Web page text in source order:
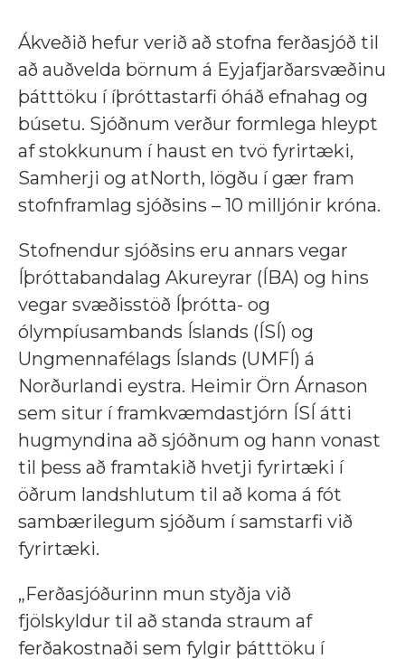
Ákveðið hefur verið að stofna ferðasjóð til
að auðvelda börnum á Eyjafjarðarsvæðinu
þátttöku í íþróttastarfi óháð efnahag og
búsetu. Sjóðnum verður formlega hleypt
af stokkunum í haust en tvö fyrirtæki,
Samherji og atNorth, lögðu í gær fram
stofnframlag sjóðsins – 10 milljónir króna.
Stofnendur sjóðsins eru annars vegar
Íþróttabandalag Akureyrar (ÍBA) og hins
vegar svæðisstöð Íþrótta- og
ólympíusambands Íslands (ÍSÍ) og
Ungmennafélags Íslands (UMFÍ) á
Norðurlandi eystra. Heimir Örn Árnason
sem situr í framkvæmdastjórn ÍSÍ átti
hugmyndina að sjóðnum og hann vonast
til þess að framtakið hvetji fyrirtæki í
öðrum landshlutum til að koma á fót
sambærilegum sjóðum í samstarfi við
fyrirtæki.
„Ferðasjóðurinn mun styðja við
fjölskyldur til að standa straum af
ferðakostnaði sem fylgir þátttöku í